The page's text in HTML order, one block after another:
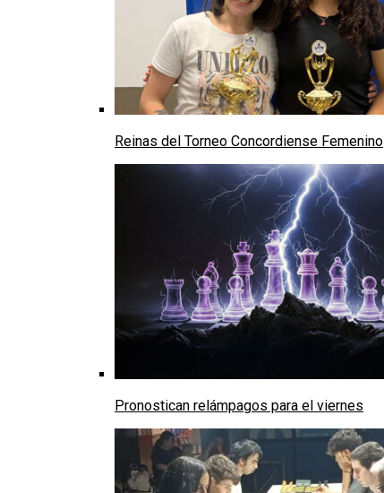
Reinas del Torneo Concordiense Femenino
Pronostican relámpagos para el viernes